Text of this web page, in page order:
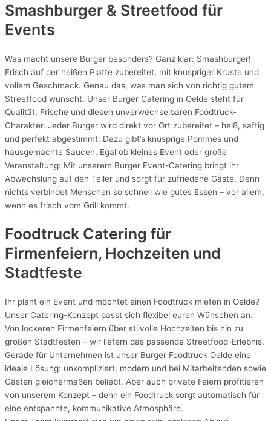
Smashburger & Streetfood für
Events
Was macht unsere Burger besonders? Ganz klar: Smashburger!
Frisch auf der heißen Platte zubereitet, mit knuspriger Kruste und
vollem Geschmack. Genau das, was man sich von richtig gutem
Streetfood wünscht. Unser Burger Catering in Oelde steht für
Qualität, Frische und diesen unverwechselbaren Foodtruck-
Charakter. Jeder Burger wird direkt vor Ort zubereitet – heiß, saftig
und perfekt abgestimmt. Dazu gibt’s knusprige Pommes und
hausgemachte Saucen. Egal ob kleines Event oder große
Veranstaltung: Mit unserem Burger Event-Catering bringt ihr
Abwechslung auf den Teller und sorgt für zufriedene Gäste. Denn
nichts verbindet Menschen so schnell wie gutes Essen – vor allem,
wenn es frisch vom Grill kommt.
Foodtruck Catering für
Firmenfeiern, Hochzeiten und
Stadtfeste
Ihr plant ein Event und möchtet einen Foodtruck mieten in Oelde?
Unser Catering-Konzept passt sich flexibel euren Wünschen an.
Von lockeren Firmenfeiern über stilvolle Hochzeiten bis hin zu
großen Stadtfesten – wir liefern das passende Streetfood-Erlebnis.
Gerade für Unternehmen ist unser Burger Foodtruck Oelde eine
ideale Lösung: unkompliziert, modern und bei Mitarbeitenden sowie
Gästen gleichermaßen beliebt. Aber auch private Feiern profitieren
von unserem Konzept – denn ein Foodtruck sorgt automatisch für
eine entspannte, kommunikative Atmosphäre.